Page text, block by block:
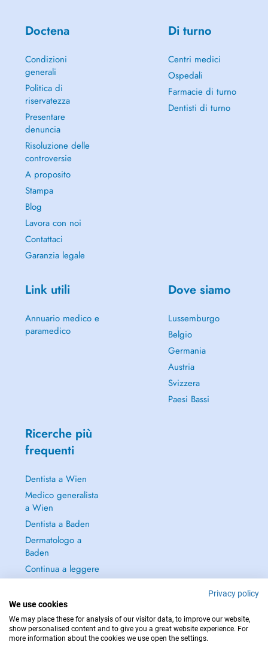
Doctena
Condizioni
generali
Politica di
riservatezza
Presentare
denuncia
Risoluzione delle
controversie
A proposito
Stampa
Blog
Lavora con noi
Contattaci
Garanzia legale
Di turno
Centri medici
Ospedali
Farmacie di turno
Dentisti di turno
Link utili
Annuario medico e
paramedico
Dove siamo
Lussemburgo
Belgio
Germania
Austria
Svizzera
Paesi Bassi
Ricerche più
frequenti
Dentista a Wien
Medico generalista
a Wien
Dentista a Baden
Dermatologo a
Baden
Continua a leggere
→
PER LE URGENZE, CONSULTARE : 112
Privacy policy
We use cookies
We may place these for analysis of our visitor data, to improve our website,
show personalised content and to give you a great website experience. For
more information about the cookies we use open the settings.